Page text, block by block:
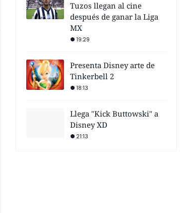
Tuzos llegan al cine
después de ganar la Liga
MX
19:29
Presenta Disney arte de
Tinkerbell 2
18:13
Llega "Kick Buttowski" a
Disney XD
21:13